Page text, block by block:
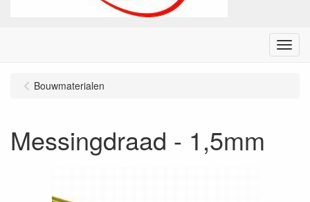
Menu
Bouwmaterialen
Messingdraad - 1,5mm